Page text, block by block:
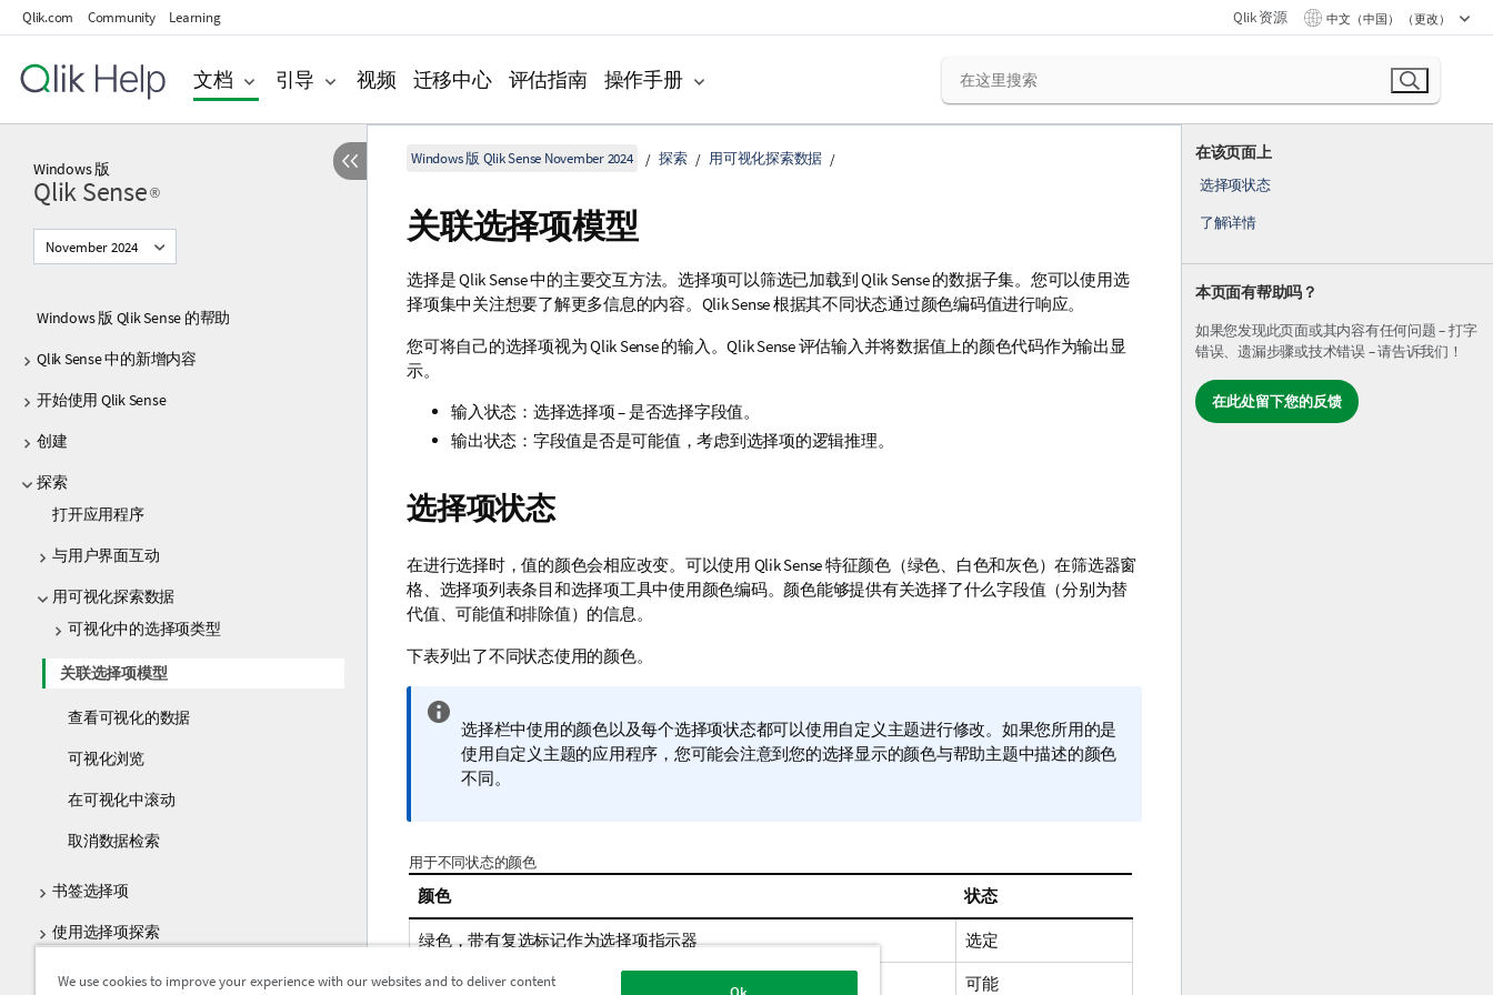
Qlik.com Community Learning Qlik 资源 中文（中国） （更改）
文档 引导 视频 迁移中心 评估指南 操作手册
Windows版
Qlik Sense ®
November 2024
Windows 版 Qlik Sense 的帮助
Qlik Sense 中的新增内容
开始使用 Qlik Sense
创建
探索
打开应用程序
与用户界面互动
用可视化探索数据
可视化中的选择项类型
关联选择项模型
查看可视化的数据
可视化浏览
在可视化中滚动
取消数据检索
书签选择项
使用选择项探索
使用智能搜索
在该页面上
选择项状态
了解详情
本页面有帮助吗？
如果您发现此页面或其内容有任何问题 – 打字
错误、遗漏步骤或技术错误 – 请告诉我们！
在此处留下您的反馈
Windows 版 Qlik Sense November 2024 探索 用可视化探索数据
关联选择项模型
选择是Qlik Sense中的主要交互方法。选择项可以筛选已加载到Qlik Sense的数据子集。您可以使用选
择项集中关注想要了解更多信息的内容。 Qlik Sense根据其不同状态通过颜色编码值进行响应。
您可将自己的选择项视为Qlik Sense的输入。Qlik Sense评估输入并将数据值上的颜色代码作为输出显
示。
输入状态：选择选择项 – 是否选择字段值。
输出状态：字段值是否是可能值，考虑到选择项的逻辑推理。
选择项状态
在进行选择时，值的颜色会相应改变。可以使用 Qlik Sense特征颜色（绿色、白色和灰色）在筛选器窗
格、选择项列表条目和选择项工具中使用颜色编码。颜色能够提供有关选择了什么字段值（分别为替
代值、可能值和排除值）的信息。
下表列出了不同状态使用的颜色。
息
注
释
选择栏中使用的颜色以及每个选择项状态都可以使用自定义主题进行修改。如果您所用的是
使用自定义主题的应用程序，您可能会注意到您的选择显示的颜色与帮助主题中描述的颜色
不同。
用于不同状态的颜色
颜色 状态
绿色，带有复选标记作为选择项指示器 选定
白色 可能
We use cookies to improve your experience with our websites and to deliver content